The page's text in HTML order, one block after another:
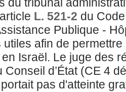
du tribunal
L. 521-2 du
Publique -
afin de
Israël. Le juge des
Conseil d’État (CE 4
pas d'atteinte